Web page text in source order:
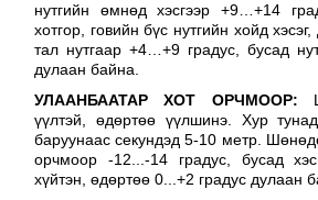
нутгийн өмнөд хэсгээр +9…+14
хотгор, говийн бүс нутгийн хойд
тал нутгаар +4…+9 градус, бусад
дулаан байна.
УЛААНБААТАР ХОТ ОРЧМООР:
үүлтэй, өдөртөө үүлшинэ. Хур
баруунаас секундэд 5-10 метр.
орчмоор -12...-14 градус, бусад
хүйтэн, өдөртөө 0...+2 градус дулаан